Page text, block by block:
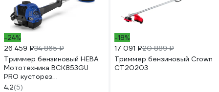
-24%
26 459 ₽34 865 ₽
Триммер бензиновый НЕВА
Мототехника BCK853GU
PRO кусторез
4650002231467
4.2(5)
-18%
17 091 ₽20 889 ₽
Триммер бензиновый Crown
CT20203